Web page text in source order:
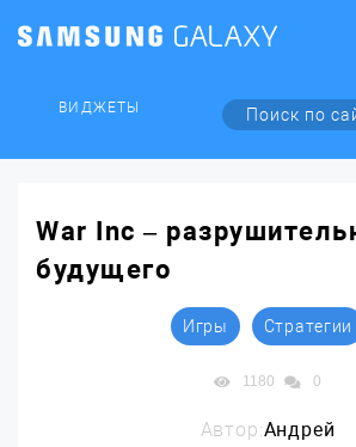
ВИДЖЕТЫ
War Inc –
будущего
Игры Стратегии
1180 0
Автор:Андрей